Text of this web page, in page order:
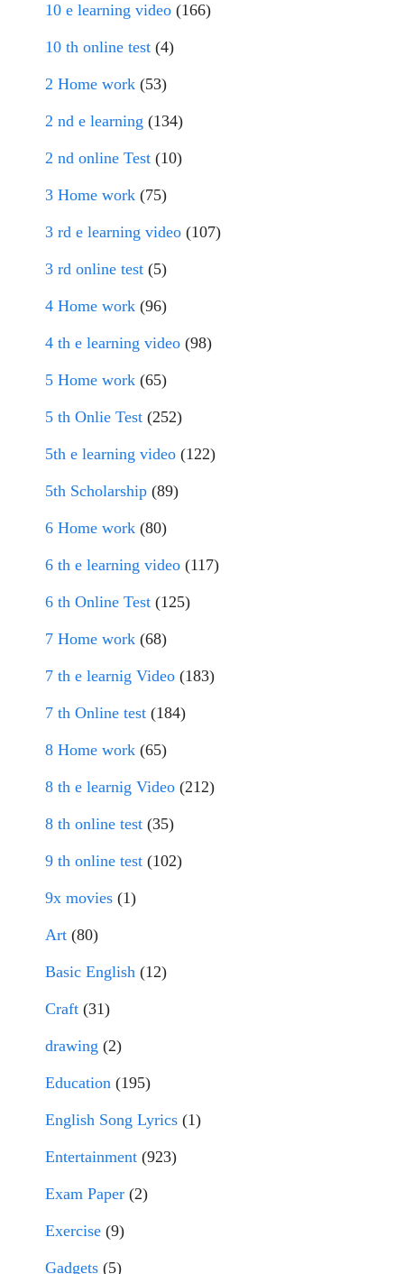
10 e learning video (166)
10 th online test (4)
2 Home work (53)
2 nd e learning (134)
2 nd online Test (10)
3 Home work (75)
3 rd e learning video (107)
3 rd online test (5)
4 Home work (96)
4 th e learning video (98)
5 Home work (65)
5 th Onlie Test (252)
5th e learning video (122)
5th Scholarship (89)
6 Home work (80)
6 th e learning video (117)
6 th Online Test (125)
7 Home work (68)
7 th e learnig Video (183)
7 th Online test (184)
8 Home work (65)
8 th e learnig Video (212)
8 th online test (35)
9 th online test (102)
9x movies (1)
Art (80)
Basic English (12)
Craft (31)
drawing (2)
Education (195)
English Song Lyrics (1)
Entertainment (923)
Exam Paper (2)
Exercise (9)
Gadgets (5)